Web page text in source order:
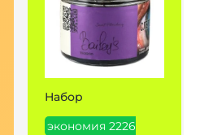
Набор
экономия 2226